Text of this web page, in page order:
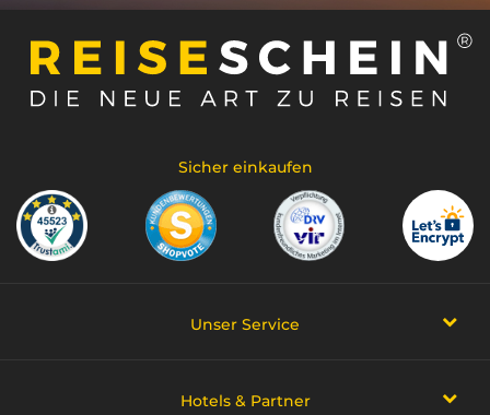
Sicher einkaufen
Unser Service
Hotels & Partner